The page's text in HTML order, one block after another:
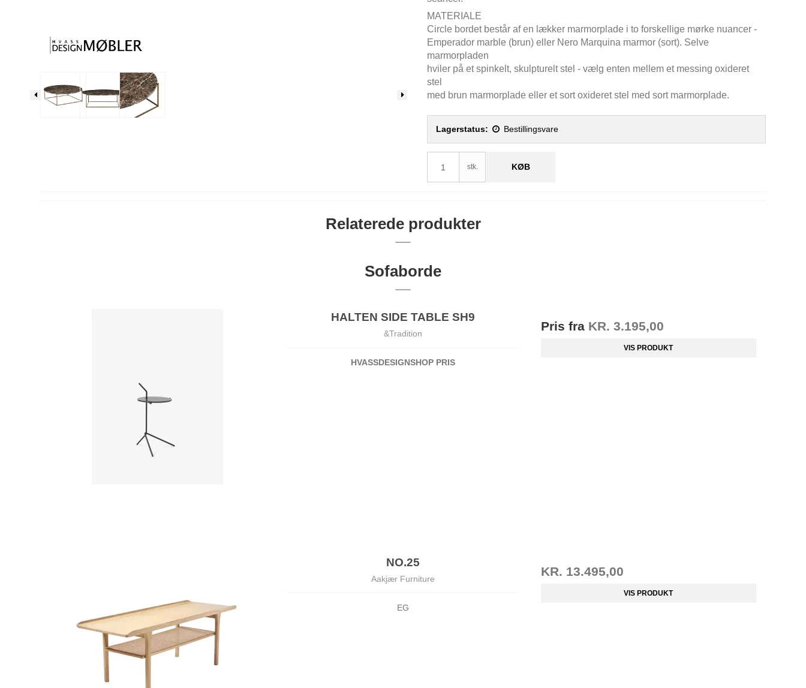
MATERIALE
Circle bordet består af en lækker marmorplade i to forskellige mørke nuancer -
Emperador marble (brun) eller Nero Marquina marmor (sort). Selve
marmorpladen
hviler på et spinkelt, skulpturelt stel - vælg enten mellem et messing oxideret
stel
med brun marmorplade eller et sort oxideret stel med sort marmorplade.
Lagerstatus: Bestillingsvare
stk. KØB
Relaterede produkter
Sofaborde
HALTEN SIDE TABLE SH9
&Tradition
HVASSDESIGNSHOP PRIS
Pris fra KR. 3.195,00
VIS PRODUKT
NO.25
Aakjær Furniture
EG
KR. 13.495,00
VIS PRODUKT